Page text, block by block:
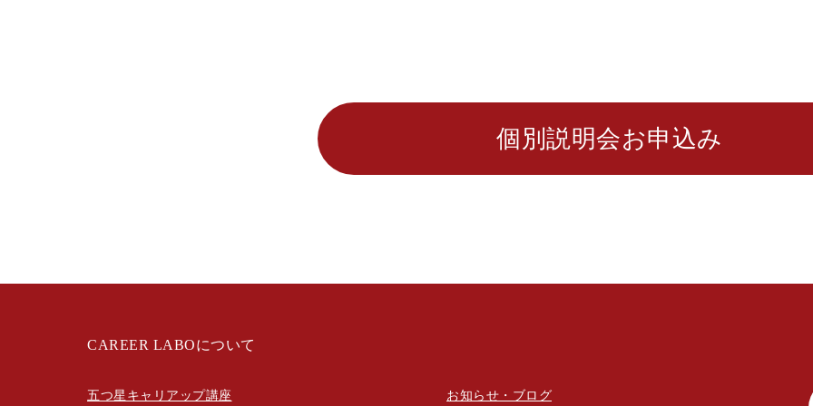
個別説明会お申込み
CAREER LABOについて
五つ星キャリアップ講座 お知らせ・ブログ